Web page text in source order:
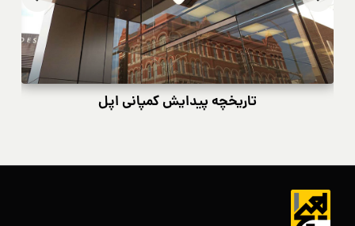
تاریخچه پیدایش کمپانی اپل